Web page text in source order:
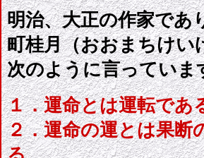
明治、大正の作家であ
町桂月（おおまちけい
次のように言っていま
１．運命とは運転であ
２．運命の運とは果断